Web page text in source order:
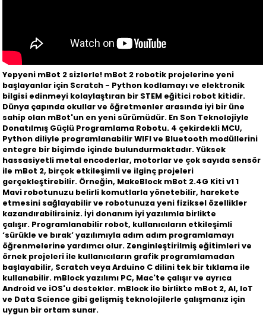
Yepyeni mBot 2 sizlerle! mBot 2 robotik projelerine yeni
başlayanlar için Scratch - Python kodlamayı ve elektronik
bilgisi edinmeyi kolaylaştıran bir STEM eğitici robot kitidir.
Dünya çapında okullar ve öğretmenler arasında iyi bir üne
sahip olan mBot'un en yeni sürümüdür. En Son Teknolojiyle
Donatılmış Güçlü Programlama Robotu. 4 çekirdekli MCU,
Python diliyle programlanabilir WIFI ve Bluetooth modüllerini
entegre bir biçimde içinde bulundurmaktadır. Yüksek
hassasiyetli metal encoderlar, motorlar ve çok sayıda sensör
ile mBot 2, birçok etkileşimli ve ilginç projeleri
gerçekleştirebilir. Örneğin, MakeBlock mBot 2.4G Kiti v1 1
Mavi robotunuzu belirli komutlarla yönetebilir, harekete
etmesini sağlayabilir ve robotunuza yeni fiziksel özellikler
kazandırabilirsiniz. İyi donanım iyi yazılımla birlikte
çalışır. Programlanabilir robot, kullanıcıların etkileşimli
‘sürükle ve bırak’ yazılımıyla adım adım programlamayı
öğrenmelerine yardımcı olur. Zenginleştirilmiş eğitimleri ve
örnek projeleri ile kullanıcıların grafik programlamadan
başlayabilir, Scratch veya Arduino C dilini tek bir tıklama ile
kullanabilir. mBlock yazılımı PC, Mac'te çalışır ve ayrıca
Android ve iOS'u destekler. mBlock ile birlikte mBot 2, AI, IoT
ve Data Science gibi gelişmiş teknolojilerle çalışmanız için
uygun bir ortam sunar.